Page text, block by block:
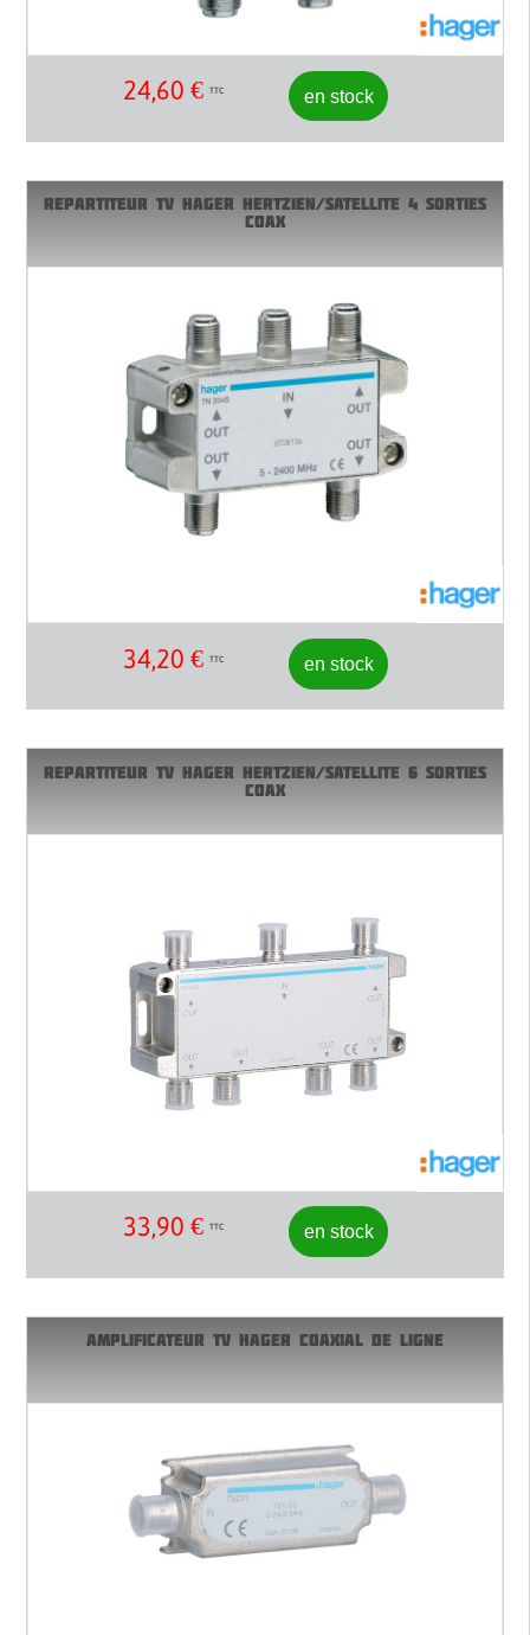
24,60 € TTC en stock
REPARTITEUR TV HAGER HERTZIEN/SATELLITE 4 SORTIES
COAX
34,20 € TTC en stock
REPARTITEUR TV HAGER HERTZIEN/SATELLITE 6 SORTIES
COAX
33,90 € TTC en stock
AMPLIFICATEUR TV HAGER COAXIAL DE LIGNE